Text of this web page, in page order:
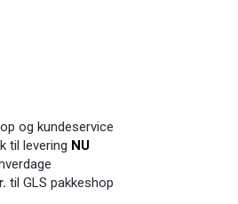
og kundeservice
til levering NU
til GLS pakkeshop